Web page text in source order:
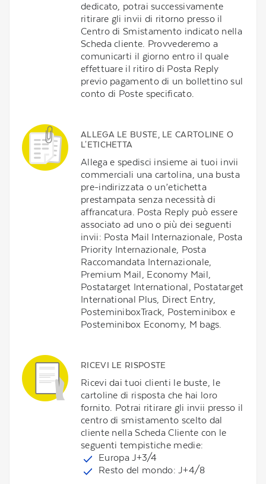
dedicato, potrai successivamente
ritirare gli invii di ritorno presso il
Centro di Smistamento indicato nella
Scheda cliente. Provvederemo a
comunicarti il giorno entro il quale
effettuare il ritiro di Posta Reply
previo pagamento di un bollettino sul
conto di Poste specificato.
ALLEGA LE BUSTE, LE CARTOLINE O
L'ETICHETTA
Allega e spedisci insieme ai tuoi invii
commerciali una cartolina, una busta
pre-indirizzata o un’etichetta
prestampata senza necessità di
affrancatura. Posta Reply può essere
associato ad uno o più dei seguenti
invii: Posta Mail Internazionale, Posta
Priority Internazionale, Posta
Raccomandata Internazionale,
Premium Mail, Economy Mail,
Postatarget International, Postatarget
International Plus, Direct Entry,
PosteminiboxTrack, Posteminibox e
Posteminibox Economy, M bags.
RICEVI LE RISPOSTE
Ricevi dai tuoi clienti le buste, le
cartoline di risposta che hai loro
fornito. Potrai ritirare gli invii presso il
centro di smistamento scelto dal
cliente nella Scheda Cliente con le
seguenti tempistiche medie:
Europa J+3/4
Resto del mondo: J+4/8